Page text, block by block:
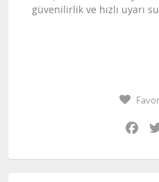
güvenilirlik ve hızlı uyarı